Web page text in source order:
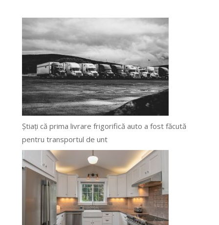
Știați că prima livrare frigorifică auto a fost făcută
pentru transportul de unt